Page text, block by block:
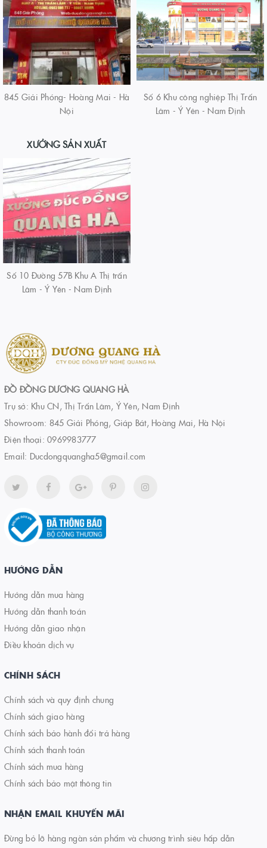
845 Giải Phóng- Hoàng Mai - Hà
Nội
Số 6 Khu công nghiệp Thị Trấn
Lâm - Ý Yên - Nam Định
XƯỞNG SẢN XUẤT
Số 10 Đường 57B Khu A Thị trấn
Lâm - Ý Yên - Nam Định
ĐỒ ĐỒNG DƯƠNG QUANG HÀ
Trụ sở: Khu CN, Thị Trấn Lâm, Ý Yên, Nam Định
Showroom: 845 Giải Phóng, Giáp Bát, Hoàng Mai, Hà Nội
Điện thoại: 0969983777
Email: Ducdongquangha5@gmail.com
HƯỚNG DẪN
Hướng dẫn mua hàng
Hướng dẫn thanh toán
Hướng dẫn giao nhận
Điều khoản dịch vụ
CHÍNH SÁCH
Chính sách và quy định chung
Chính sách giao hàng
Chính sách bảo hành đổi trả hàng
Chính sách thanh toán
Chính sách mua hàng
Chính sách bảo mật thông tin
NHẬN EMAIL KHUYẾN MÃI
Đừng bỏ lỡ hàng ngàn sản phẩm và chương trình siêu hấp dẫn